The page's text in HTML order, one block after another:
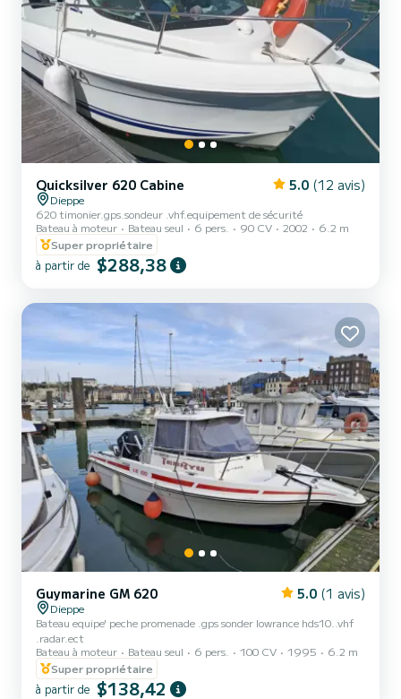
Quicksilver 620 Cabine 5.0 (12 avis)
Dieppe
620 timonier.gps.sondeur .vhf.equipement de sécurité
Bateau à moteur
Bateau seul 6 pers. 90 CV 2002
6.2 m
Super propriétaire
à partir de $288,38
Guymarine GM 620 5.0 (1 avis)
Dieppe
Bateau equipe' peche promenade .gps sonder lowrance hds10..vhf
.radar.ect
Bateau à moteur
Bateau seul 6 pers. 100 CV 1995
6.2 m
Super propriétaire
à partir de $138,42